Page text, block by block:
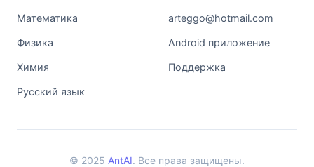
Математика
Физика
Химия
Русский язык
arteggo@hotmail.com
Android приложение
Поддержка
© 2025 AntAI. Все права защищены.